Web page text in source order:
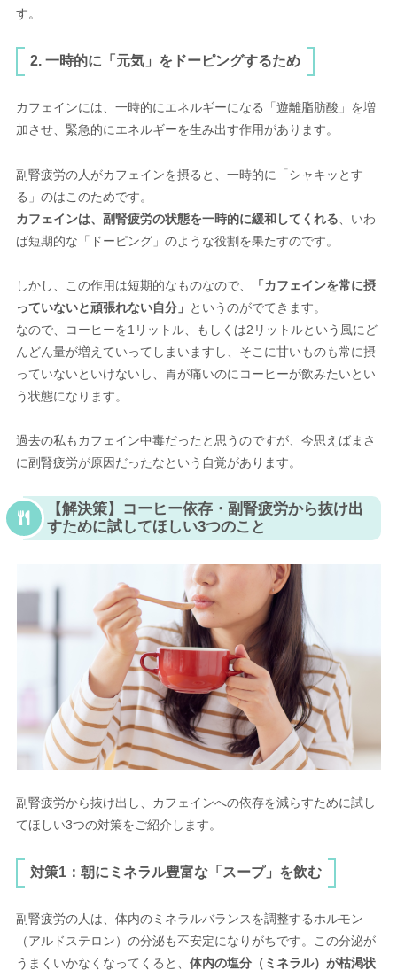
す。
2. 一時的に「元気」をドーピングするため
カフェインには、一時的にエネルギーになる「遊離脂肪酸」を増
加させ、緊急的にエネルギーを生み出す作用があります。
副腎疲労の人がカフェインを摂ると、一時的に「シャキッとす
る」のはこのためです。
カフェインは、副腎疲労の状態を一時的に緩和してくれる 、いわ
ば短期的な「ドーピング」のような役割を果たすのです。
しかし、この作用は短期的なものなので、
「カフェインを常に摂
っていないと頑張れない自分」 というのがでてきます。
なので、コーヒーを1リットル、もしくは2リットルという風にど
んどん量が増えていってしまいますし、そこに甘いものも常に摂
っていないといけないし、胃が痛いのにコーヒーが飲みたいとい
う状態になります。
過去の私もカフェイン中毒だったと思うのですが、今思えばまさ
に副腎疲労が原因だったなという自覚があります。
【解決策】コーヒー依存・副腎疲労から抜け出
すために試してほしい3つのこと
副腎疲労から抜け出し、カフェインへの依存を減らすために試し
てほしい3つの対策をご紹介します。
対策1：朝にミネラル豊富な「スープ」を飲む
副腎疲労の人は、体内のミネラルバランスを調整するホルモン
（アルドステロン）の分泌も不安定になりがちです。この分泌が
うまくいかなくなってくると、体内の塩分（ミネラル）が枯渇状